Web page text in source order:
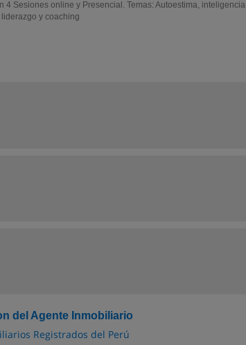
4 Sesiones online y Presencial. Temas: Autoestima, inteligencia
y coaching
del Agente Inmobiliario
Registrados del Perú